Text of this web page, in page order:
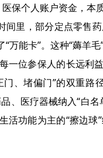
保个人账户资金，
间里，部分定点零售
万能卡”。这种“薅羊
一位参保人的长远利
、堵偏门”的双重路
、医疗器械纳入“白
活功能为主的“擦边